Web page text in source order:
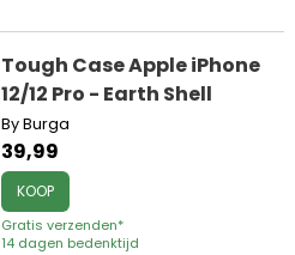
Tough Case Apple iPhone
12/12 Pro - Earth Shell
By Burga
39,99
KOOP
Gratis verzenden*
14 dagen bedenktijd